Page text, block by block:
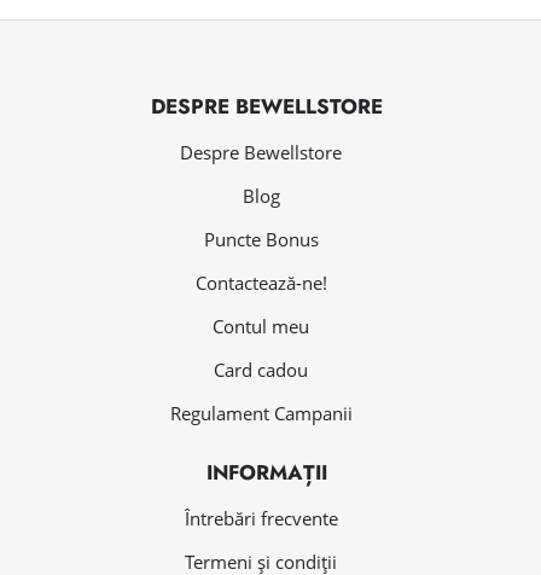
DESPRE BEWELLSTORE
Despre Bewellstore
Blog
Puncte Bonus
Contactează-ne!
Contul meu
Card cadou
Regulament Campanii
INFORMAȚII
Întrebări frecvente
Termeni și condiții